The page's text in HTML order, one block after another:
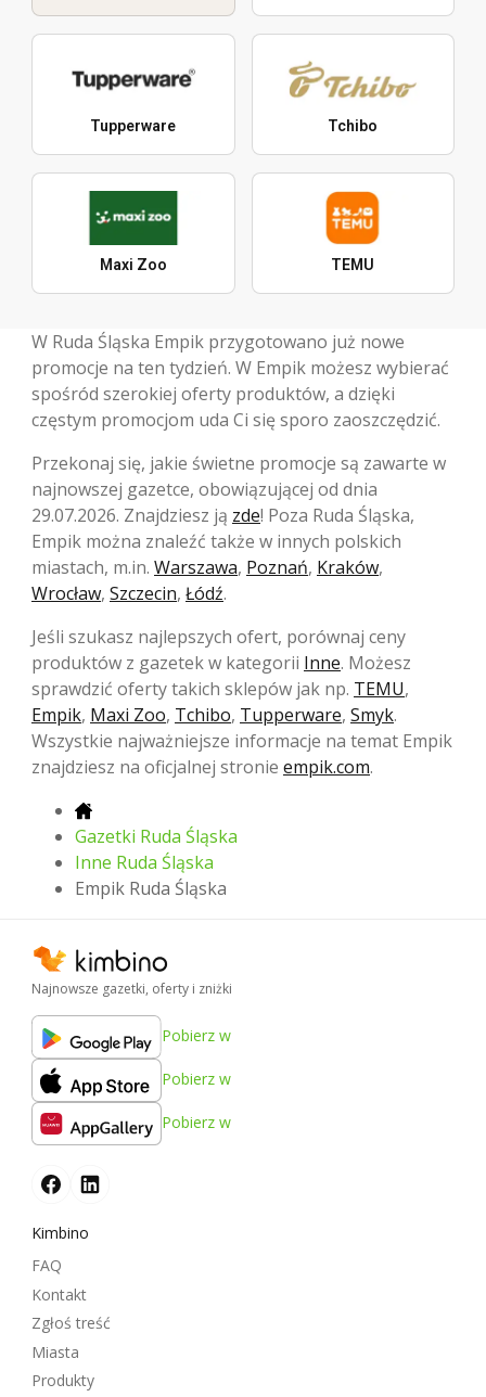
Tupperware Tchibo
Maxi Zoo TEMU
W Ruda Śląska Empik przygotowano już nowe
promocje na ten tydzień. W Empik możesz wybierać
spośród szerokiej oferty produktów, a dzięki
częstym promocjom uda Ci się sporo zaoszczędzić.
Przekonaj się, jakie świetne promocje są zawarte w
najnowszej gazetce, obowiązującej od dnia
29.07.2026. Znajdziesz ją zde! Poza Ruda Śląska,
Empik można znaleźć także w innych polskich
miastach, m.in. Warszawa, Poznań, Kraków,
Wrocław, Szczecin, Łódź.
Jeśli szukasz najlepszych ofert, porównaj ceny
produktów z gazetek w kategorii Inne. Możesz
sprawdzić oferty takich sklepów jak np. TEMU,
Empik, Maxi Zoo, Tchibo, Tupperware, Smyk.
Wszystkie najważniejsze informacje na temat Empik
znajdziesz na oficjalnej stronie empik.com.
Gazetki Ruda Śląska
Inne Ruda Śląska
Empik Ruda Śląska
Najnowsze gazetki, oferty i zniżki
Pobierz w
Pobierz w
Pobierz w
Kimbino
FAQ
Kontakt
Zgłoś treść
Miasta
Produkty